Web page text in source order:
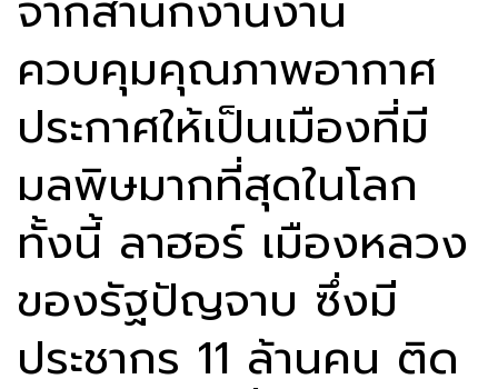
ควบคุมคุณภาพอากาศ
ประกาศให้เป็นเมืองที่มี
มลพิษมากที่สุดในโลก
ทั้งนี้ ลาฮอร์ เมืองหลวง
ของรัฐปัญจาบ ซึ่งมี
ประชากร 11 ล้านคน ติด